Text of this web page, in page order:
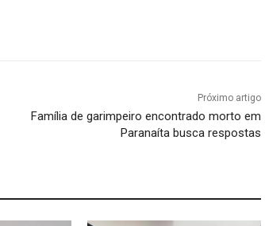
Próximo artigo
Família de garimpeiro encontrado morto em
Paranaíta busca respostas